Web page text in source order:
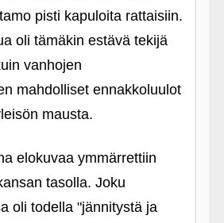
pisti kapuloita rattaisiin.
oli tämäkin estävä tekijä
vanhojen
mahdolliset ennakkoluulot
mausta.
elokuvaa ymmärrettiin
tasolla. Joku
oli todella "jännitystä ja